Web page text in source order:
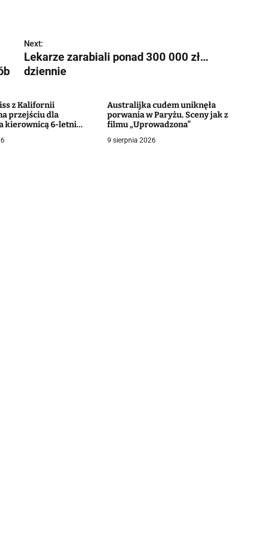
Next:
Lekarze zarabiali ponad 300 000 zł…
dziennie
z Kalifornii
przejściu dla
kierownicą 6-letni
Australijka cudem uniknęła
porwania w Paryżu. Sceny jak z
filmu „Uprowadzona”
9 sierpnia 2026